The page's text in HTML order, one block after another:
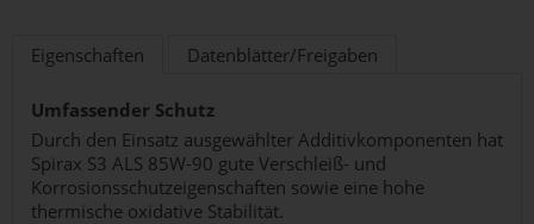
Eigenschaften Datenblätter/Freigaben
Umfassender Schutz
Durch den Einsatz ausgewählter Additivkomponenten hat
Spirax S3 ALS 85W-90 gute Verschleiß- und
Korrosionsschutzeigenschaften sowie eine hohe
thermische oxidative Stabilität.